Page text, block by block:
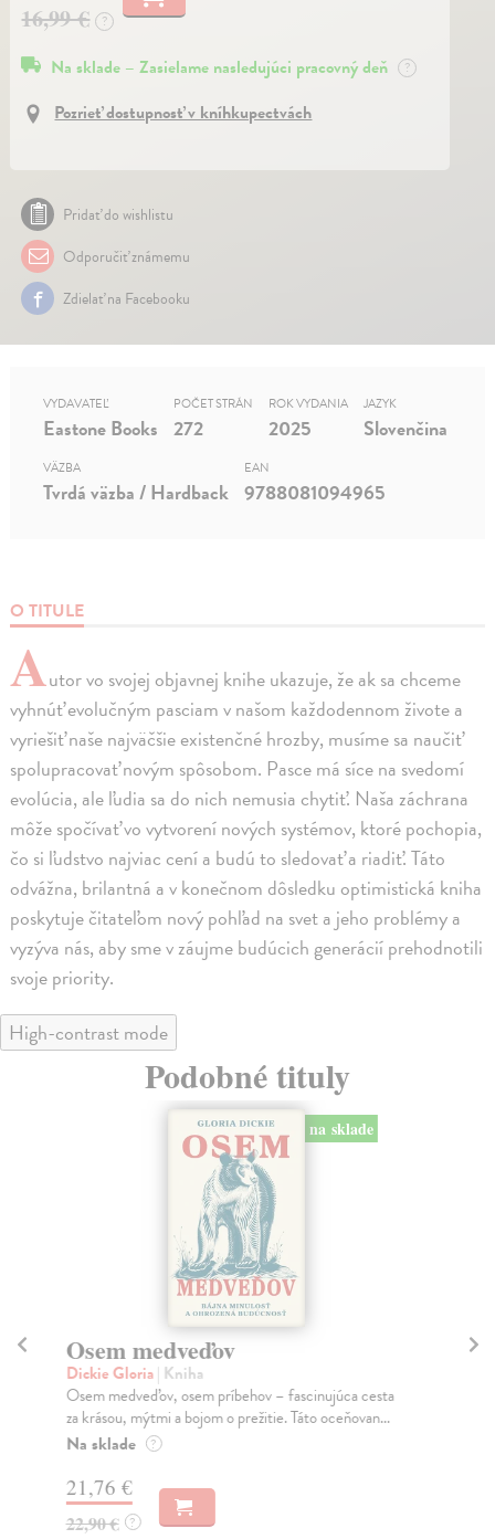
16,99 €
?
Na sklade – Zasielame nasledujúci pracovný deň ?
Pozrieť dostupnosť v kníhkupectvách
Pridať do wishlistu
Odporučiť známemu
Zdielať na Facebooku
O TITULE
Autor vo svojej objavnej knihe ukazuje, že ak sa chceme
vyhnúť evolučným pasciam v našom každodennom živote a
vyriešiť naše najväčšie existenčné hrozby, musíme sa naučiť
spolupracovať novým spôsobom. Pasce má síce na svedomí
evolúcia, ale ľudia sa do nich nemusia chytiť. Naša záchrana
môže spočívať vo vytvorení nových systémov, ktoré pochopia,
čo si ľudstvo najviac cení a budú to sledovať a riadiť. Táto
odvážna, brilantná a v konečnom dôsledku optimistická kniha
poskytuje čitateľom nový pohľad na svet a jeho problémy a
vyzýva nás, aby sme v záujme budúcich generácií prehodnotili
svoje priority.
VYDAVATEĽ
Eastone Books
POČET STRÁN
272
ROK VYDANIA
2025
JAZYK
Slovenčina
VÄZBA
Tvrdá väzba / Hardback
EAN
9788081094965
High-contrast mode
Podobné tituly
na sklade
Osem medveďov
Dickie Gloria| Kniha
Osem medveďov, osem príbehov – fascinujúca cesta
za krásou, mýtmi a bojom o prežitie. Táto oceňovan...
Na sklade ?
21,76 €
22,90 € ?